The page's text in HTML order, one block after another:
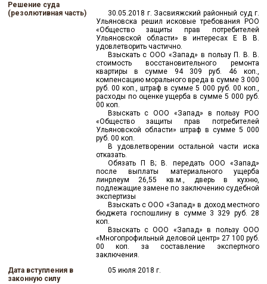
Решение суда
(резолютивная часть)
30.05.2018 г. Засвияжский районный суд г.
Ульяновска решил исковые требования РОО
«Общество защиты прав потребителей
Ульяновской области» в интересах Е В В.
удовлетворить частично.
Взыскать с ООО «Запад» в пользу П. В. В.
стоимость восстановительного ремонта
квартиры в сумме 94 309 руб. 46 коп.,
компенсацию морального вреда в сумме 3 000
руб. 00 коп., штраф в сумме 5 000 руб. 00 коп.,
расходы по оценке ущерба в сумме 5 000 руб.
00 коп.
Взыскать с ООО «Запад» в пользу РОО
«Общество защиты прав потребителей
Ульяновской области» штраф в сумме 5 000
руб. 00 коп.
В удовлетворении остальной части иска
отказать.
Обязать П В; В. передать ООО «Запад»
после выплаты материального ущерба
линрлеум 26,55 кв.м., дверь в кухню,
подлежащие замене по заключению судебной
экспертизы
Взыскать с ООО «Запад» в доход местного
бюджета госпошлину в сумме 3 329 руб. 28
коп.
Взыскать с ООО «Запад» в пользу ООО
«Многопрофильный деловой центр» 27 100 руб.
00 коп. за составление экспертного
заключения.
Дата вступления в
законную силу
05 июля 2018 г.